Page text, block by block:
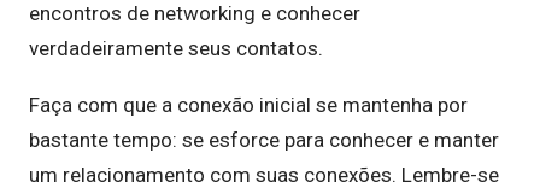
encontros de networking e conhecer
verdadeiramente seus contatos.
Faça com que a conexão inicial se mantenha por
bastante tempo: se esforce para conhecer e manter
um relacionamento com suas conexões. Lembre-se